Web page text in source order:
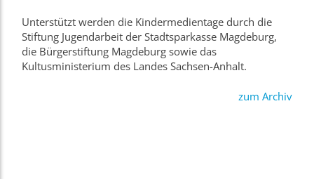
Unterstützt werden die Kindermedientage durch die
Stiftung Jugendarbeit der Stadtsparkasse Magdeburg,
die Bürgerstiftung Magdeburg sowie das
Kultusministerium des Landes Sachsen-Anhalt.
zum Archiv